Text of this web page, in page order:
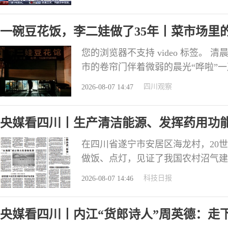
一碗豆花饭，李二娃做了35年丨菜市场里
您的浏览器不支持 video 标签。 清
市的卷帘门伴着微弱的晨光“哗啦”
从这碗热乎的豆花饭开始。 这家
2026-08-07 14:47 四川观察
央媒看四川丨生产清洁能源、发挥药用
在四川省遂宁市安居区海龙村，20
做饭、点灯，见证了我国农村沼气
在海龙村100多公里以外的成都市
2026-08-07 14:46 科技日报
央媒看四川丨内江“货郎诗人”周英德：走